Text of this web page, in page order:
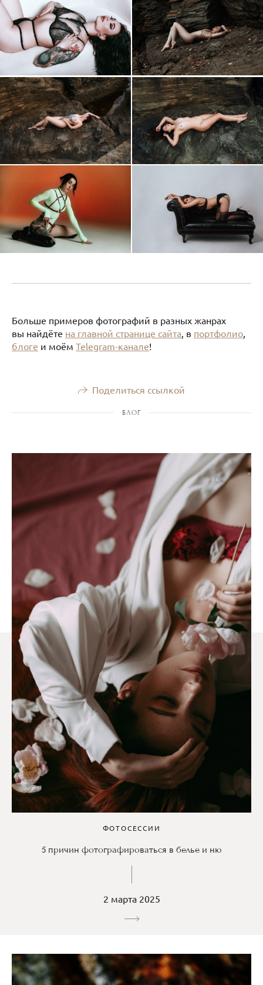
Больше примеров фотографий в разных жанрах
вы найдёте на главной странице сайта, в портфолио,
блоге и моём Telegram-канале!
Поделиться ссылкой
БЛОГ
ФОТОСЕССИИ
5 причин фотографироваться в белье и ню
2 марта 2025